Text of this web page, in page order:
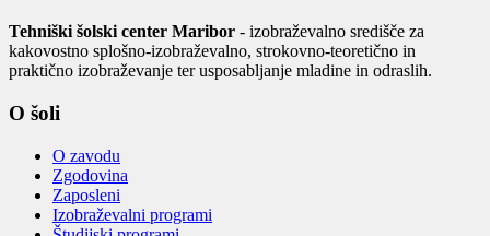
Tehniški šolski center Maribor - izobraževalno središče za
kakovostno splošno-izobraževalno, strokovno-teoretično in
praktično izobraževanje ter usposabljanje mladine in odraslih.
O šoli
O zavodu
Zgodovina
Zaposleni
Izobraževalni programi